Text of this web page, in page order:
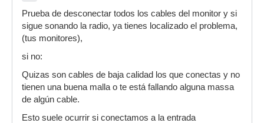
Prueba de desconectar todos los cables del monitor y si
sigue sonando la radio, ya tienes localizado el problema,
(tus monitores),
si no:
Quizas son cables de baja calidad los que conectas y no
tienen una buena malla o te está fallando alguna massa
de algún cable.
Esto suele ocurrir si conectamos a la entrada